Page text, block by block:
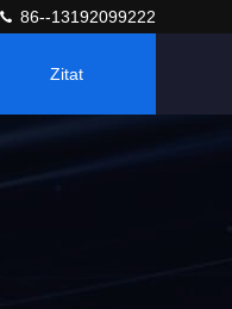
86--13192099222
Zitat